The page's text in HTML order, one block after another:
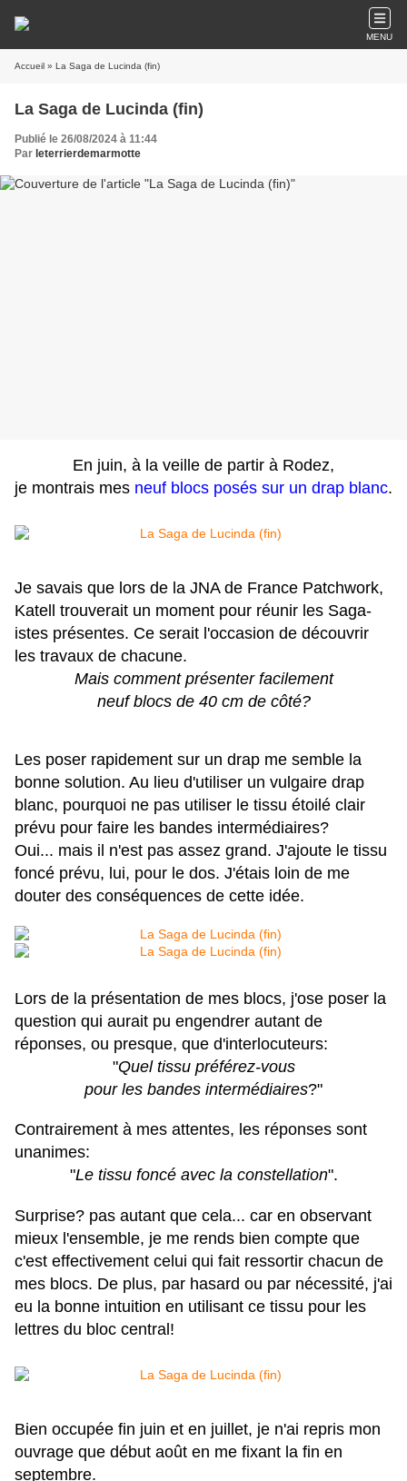
MENU
Accueil » La Saga de Lucinda (fin)
La Saga de Lucinda (fin)
Publié le 26/08/2024 à 11:44
Par leterrierdemarmotte
En juin, à la veille de partir à Rodez,
je montrais mes neuf blocs posés sur un drap blanc.
Je savais que lors de la JNA de France Patchwork,
Katell trouverait un moment pour réunir les Saga-
istes présentes. Ce serait l'occasion de découvrir
les travaux de chacune.
Mais comment présenter facilement
neuf blocs de 40 cm de côté?
Les poser rapidement sur un drap me semble la
bonne solution. Au lieu d'utiliser un vulgaire drap
blanc, pourquoi ne pas utiliser le tissu étoilé clair
prévu pour faire les bandes intermédiaires?
Oui... mais il n'est pas assez grand. J'ajoute le tissu
foncé prévu, lui, pour le dos. J'étais loin de me
douter des conséquences de cette idée.
Lors de la présentation de mes blocs, j'ose poser la
question qui aurait pu engendrer autant de
réponses, ou presque, que d'interlocuteurs:
"Quel tissu préférez-vous
pour les bandes intermédiaires?"
Contrairement à mes attentes, les réponses sont
unanimes:
"Le tissu foncé avec la constellation".
Surprise? pas autant que cela... car en observant
mieux l'ensemble, je me rends bien compte que
c'est effectivement celui qui fait ressortir chacun de
mes blocs. De plus, par hasard ou par nécessité, j'ai
eu la bonne intuition en utilisant ce tissu pour les
lettres du bloc central!
Bien occupée fin juin et en juillet, je n'ai repris mon
ouvrage que début août en me fixant la fin en
septembre.